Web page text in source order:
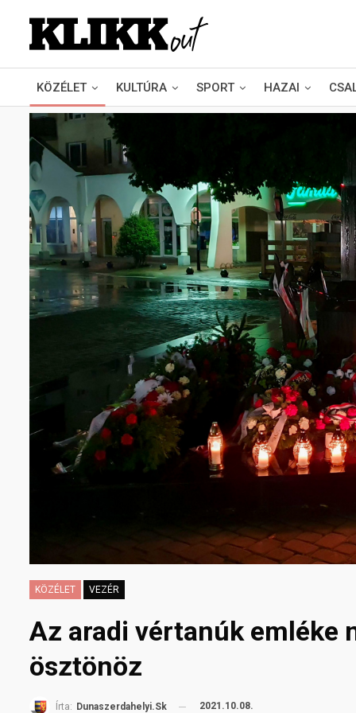
KÖZÉLET KULTÚRA SPORT HAZAI
KÖZÉLET VEZÉR
Az aradi vértanúk emléke
ösztönöz
Írta: Dunaszerdahelyi.sk 2021.10.08.